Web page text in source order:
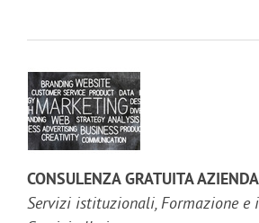
CONSULENZA GRATUITA
Servizi istituzionali, Formazione e